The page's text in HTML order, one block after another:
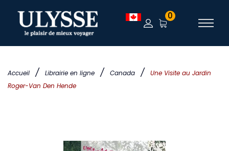
Accueil / Librairie en ligne / Canada /
Une Visite au Jardin
Roger-Van Den Hende
0